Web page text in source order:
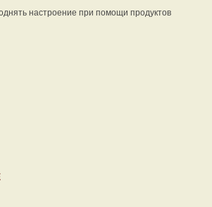
настроение при помощи продуктов